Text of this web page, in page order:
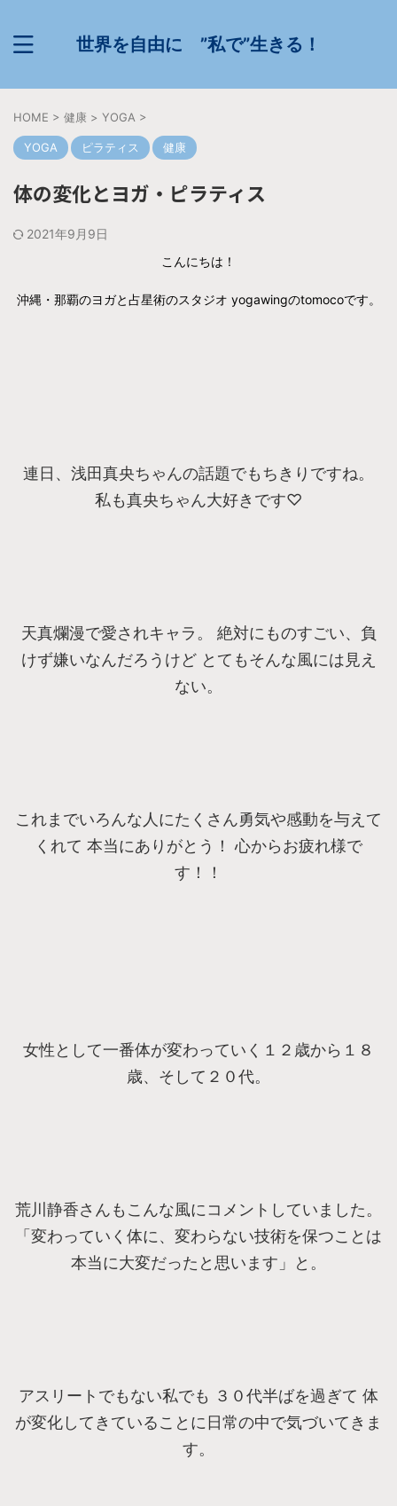
世界を自由に ”私で”生きる！
HOME > 健康 > YOGA >
YOGA ピラティス 健康
体の変化とヨガ・ピラティス
2021年9月9日
こんにちは！
沖縄・那覇のヨガと占星術のスタジオ yogawingのtomocoです。
連日、浅田真央ちゃんの話題でもちきりですね。
私も真央ちゃん大好きです♡
天真爛漫で愛されキャラ。 絶対にものすごい、負
けず嫌いなんだろうけど とてもそんな風には見え
ない。
これまでいろんな人にたくさん勇気や感動を与えて
くれて 本当にありがとう！ 心からお疲れ様で
す！！
女性として一番体が変わっていく１２歳から１８
歳、そして２０代。
荒川静香さんもこんな風にコメントしていました。
「変わっていく体に、変わらない技術を保つことは
本当に大変だったと思います」と。
アスリートでもない私でも ３０代半ばを過ぎて 体
が変化してきていることに日常の中で気づいてきま
す。